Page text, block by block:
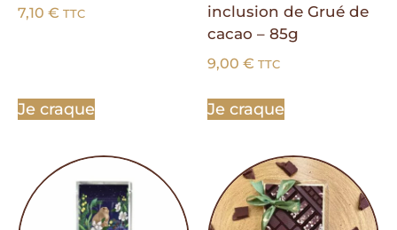
7,10 € TTC
Je craque
inclusion de Grué de
cacao – 85g
9,00 € TTC
Je craque